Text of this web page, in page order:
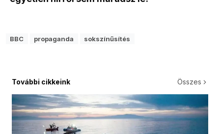
BBC propaganda sokszínűsítés
További cikkeink Összes